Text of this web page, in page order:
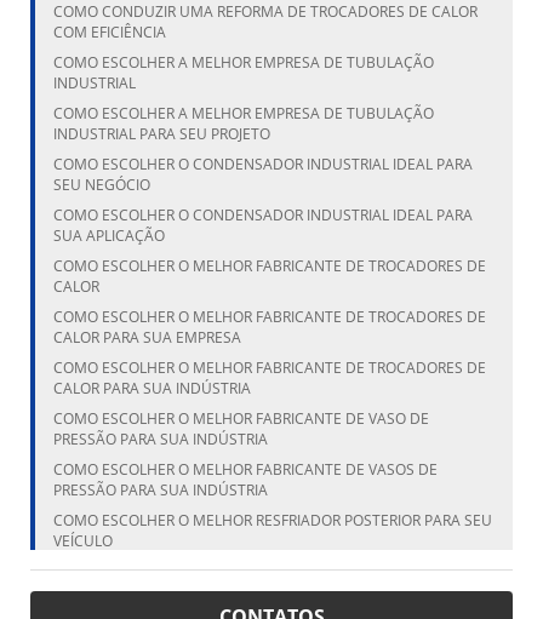
COMO CONDUZIR UMA REFORMA DE TROCADORES DE CALOR
COM EFICIÊNCIA
COMO ESCOLHER A MELHOR EMPRESA DE TUBULAÇÃO
INDUSTRIAL
COMO ESCOLHER A MELHOR EMPRESA DE TUBULAÇÃO
INDUSTRIAL PARA SEU PROJETO
COMO ESCOLHER O CONDENSADOR INDUSTRIAL IDEAL PARA
SEU NEGÓCIO
COMO ESCOLHER O CONDENSADOR INDUSTRIAL IDEAL PARA
SUA APLICAÇÃO
COMO ESCOLHER O MELHOR FABRICANTE DE TROCADORES DE
CALOR
COMO ESCOLHER O MELHOR FABRICANTE DE TROCADORES DE
CALOR PARA SUA EMPRESA
COMO ESCOLHER O MELHOR FABRICANTE DE TROCADORES DE
CALOR PARA SUA INDÚSTRIA
COMO ESCOLHER O MELHOR FABRICANTE DE VASO DE
PRESSÃO PARA SUA INDÚSTRIA
COMO ESCOLHER O MELHOR FABRICANTE DE VASOS DE
PRESSÃO PARA SUA INDÚSTRIA
COMO ESCOLHER O MELHOR RESFRIADOR POSTERIOR PARA SEU
VEÍCULO
COMO ESCOLHER O MELHOR RESFRIADOR POSTERIOR PARA SEU
VEÍCULO